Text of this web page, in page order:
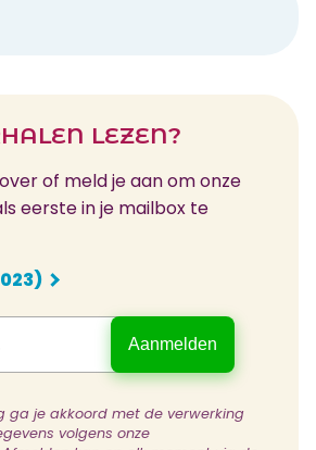
LEZEN?
of meld je aan om onze
eerste in je mailbox te
ga je akkoord met de verwerking
volgens onze